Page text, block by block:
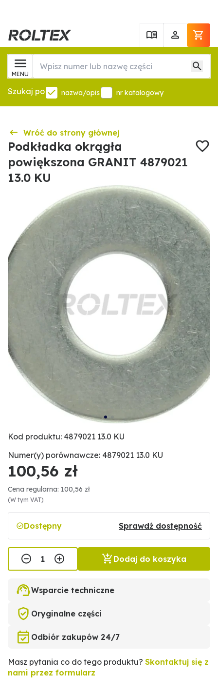
MENU
Szukaj po nazwa/opis nr katalogowy
Wróć do strony głównej
Podkładka okrągła
powiększona GRANIT 4879021
13.0 KU
Kod produktu: 4879021 13.0 KU
Numer(y) porównawcze: 4879021 13.0 KU
100,56 zł
Cena regularna: 100,56 zł
(W tym VAT)
Dostępny Sprawdź dostępność
Dodaj do koszyka
Wsparcie techniczne
Oryginalne części
Odbiór zakupów 24/7
Masz pytania co do tego produktu? Skontaktuj się z
nami przez formularz